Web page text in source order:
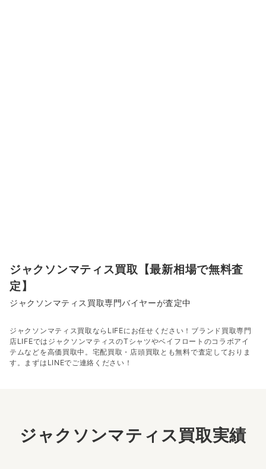
ジャクソンマティス買取【最新相場で無料査
定】
ジャクソンマティス買取専門バイヤーが査定中
ジャクソンマティス買取ならLIFEにお任せください！ブランド買取専門
店LIFEではジャクソンマティスのTシャツやベイフロートのコラボアイ
テムなどを高価買取中。宅配買取・店頭買取とも無料で査定しておりま
す。まずはLINEでご連絡ください！
ジャクソンマティス買取実績